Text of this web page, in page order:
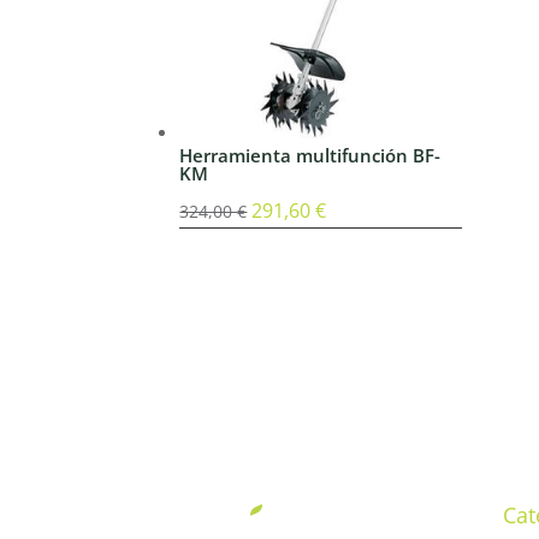
Herramienta multifunción BF-
KM
324,00€ El
291,60€El